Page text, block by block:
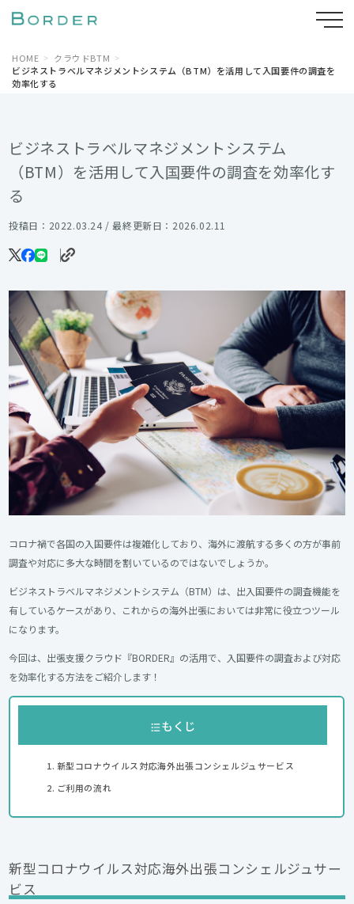
HOME
クラウドBTM
ビジネストラベルマネジメントシステム（BTM）を活用して入国要件の調査を
効率化する
ビジネストラベルマネジメントシステム
（BTM）を活用して入国要件の調査を効率化す
る
投稿日：2022.03.24 / 最終更新日：2026.02.11
コロナ禍で各国の入国要件は複雑化しており、海外に渡航する多くの方が事前
調査や対応に多大な時間を割いているのではないでしょうか。
ビジネストラベルマネジメントシステム（BTM）は、出入国要件の調査機能を
有しているケースがあり、これからの海外出張においては非常に役立つツール
になります。
今回は、出張支援クラウド『BORDER』の活用で、入国要件の調査および対応
を効率化する方法をご紹介します！
もくじ
新型コロナウイルス対応海外出張コンシェルジュサービス
ご利用の流れ
新型コロナウイルス対応海外出張コンシェルジュサー
ビス